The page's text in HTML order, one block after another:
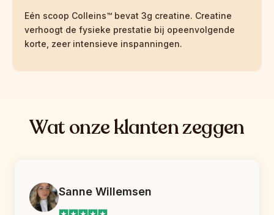
Eén scoop Colleins™ bevat 3g creatine. Creatine
verhoogt de fysieke prestatie bij opeenvolgende
korte, zeer intensieve inspanningen.
Wat onze klanten zeggen
Sanne Willemsen